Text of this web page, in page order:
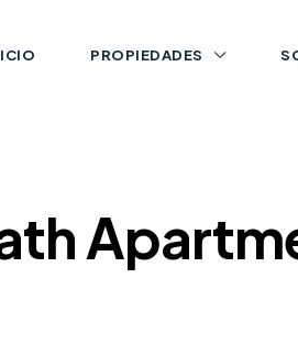
PROPIEDADES